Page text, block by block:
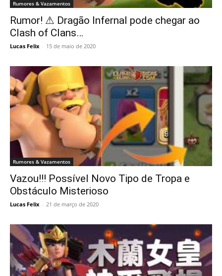
Rumores & Vazamentos
Rumor! ⚠ Dragão Infernal pode chegar ao
Clash of Clans…
Lucas Felix - 15 de maio de 2020
Rumores & Vazamentos
Vazou!!! Possível Novo Tipo de Tropa e
Obstáculo Misterioso
Lucas Felix - 21 de março de 2020